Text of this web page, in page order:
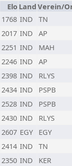
Elo Land Verein/
1768 IND
TN
2017 IND
AP
2251 IND
MAH
2246 IND
AP
2398 IND
RLYS
2434 IND
PSPB
2528 IND
PSPB
2430 IND
RLYS
2607 EGY
EGY
2414 IND
TN
2350 IND
KER